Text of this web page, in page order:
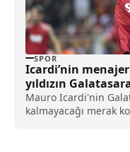
SPOR
Icardi’nin
yıldızın
kalmayacağına
açıklama
Mauro Icardi'nin
kalmayacağı merak